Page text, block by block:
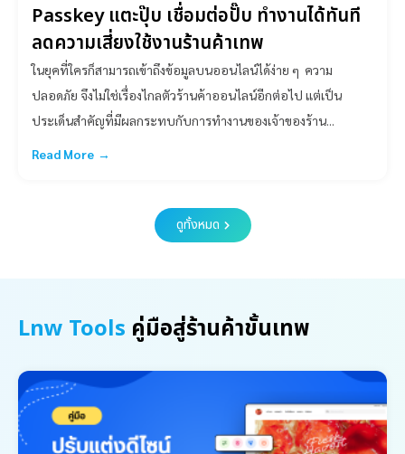
Passkey แตะปุ๊บ เชื่อมต่อปั๊บ ทำงานได้ทันที
ลดความเสี่ยงใช้งานร้านค้าเทพ
ในยุคที่ใครก็สามารถเข้าถึงข้อมูลบนออนไลน์ได้ง่าย ๆ ความ
ปลอดภัย จึงไม่ใช่เรื่องไกลตัวร้านค้าออนไลน์อีกต่อไป แต่เป็น
ประเด็นสำคัญที่มีผลกระทบกับการทำงานของเจ้าของร้าน...
Read More →
ดูทั้งหมด
Lnw Tools คู่มือสู่ร้านค้าขั้นเทพ